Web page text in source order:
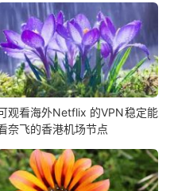
观看海外Netflix 的VPN稳定能
奈飞的香港机场节点